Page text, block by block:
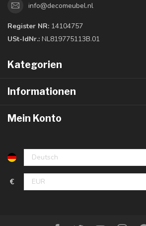
info@decomeubel.nl
Register NR: 14104757
USt-IdNr.: NL819775113B.01
Kategorien
Informationen
Mein Konto
€